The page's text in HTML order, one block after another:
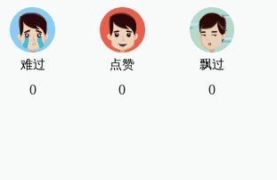
难过
0
点赞
0
飘过
0